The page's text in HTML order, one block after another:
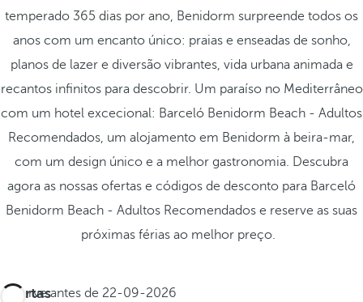
temperado 365 dias por ano, Benidorm surpreende todos os
anos com um encanto único: praias e enseadas de sonho,
planos de lazer e diversão vibrantes, vida urbana animada e
recantos infinitos para descobrir. Um paraíso no Mediterrâneo
com um hotel excecional: Barceló Benidorm Beach - Adultos
Recomendados, um alojamento em Benidorm à beira-mar,
com um design único e a melhor gastronomia. Descubra
agora as nossas ofertas e códigos de desconto para Barceló
Benidorm Beach - Adultos Recomendados e reserve as suas
próximas férias ao melhor preço.
Ofertas
Reserve antes de 22-09-2026